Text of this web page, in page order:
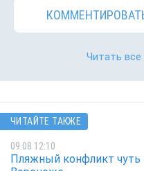
Читать
ЧИТАЙТЕ ТАКЖЕ
09.08 12:10
Пляжный конфликт чуть